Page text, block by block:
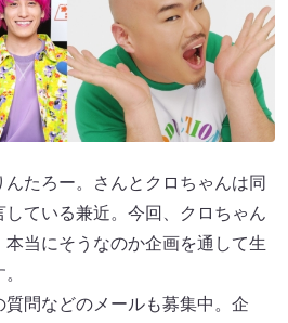
たろー。さんとクロちゃんは同
している兼近。今回、クロちゃん
当にそうなのか企画を通して生
問などのメールも募集中。企